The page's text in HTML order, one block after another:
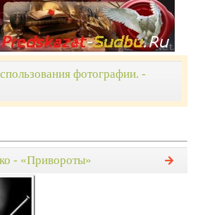
фотографии. -
- «Привороты»